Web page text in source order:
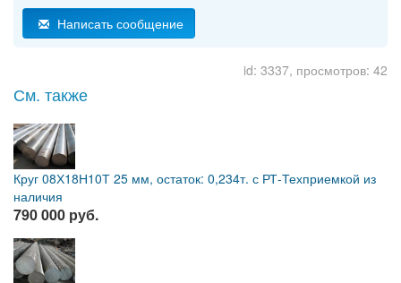
Написать сообщение
id: 3337, просмотров: 42
См. также
Круг 08Х18Н10Т 25 мм, остаток: 0,234т. с РТ-Техприемкой из
наличия
790 000 руб.